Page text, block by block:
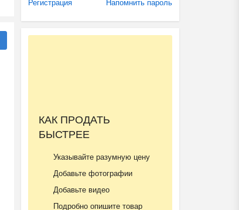
Регистрация Напомнить пароль
КАК ПРОДАТЬ
БЫСТРЕЕ
Указывайте разумную цену
Добавьте фотографии
Добавьте видео
Подробно опишите товар